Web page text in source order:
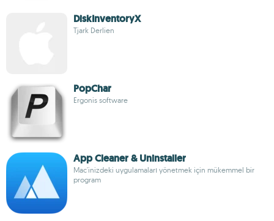
DiskInventoryX
Tjark Derlien
PopChar
Ergonis software
App Cleaner & Uninstaller
Mac'inizdeki uygulamaları yönetmek için mükemmel bir
program